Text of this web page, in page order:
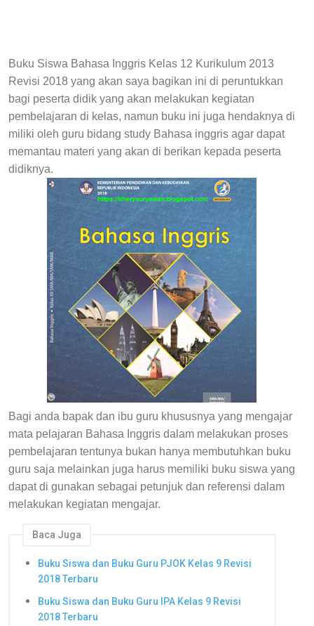
Buku Siswa Bahasa Inggris Kelas 12 Kurikulum 2013
Revisi 2018 yang akan saya bagikan ini di peruntukkan
bagi peserta didik yang akan melakukan kegiatan
pembelajaran di kelas, namun buku ini juga hendaknya di
miliki oleh guru bidang study Bahasa inggris agar dapat
memantau materi yang akan di berikan kepada peserta
didiknya.
Bagi anda bapak dan ibu guru khususnya yang mengajar
mata pelajaran Bahasa Inggris dalam melakukan proses
pembelajaran tentunya bukan hanya membutuhkan buku
guru saja melainkan juga harus memiliki buku siswa yang
dapat di gunakan sebagai petunjuk dan referensi dalam
melakukan kegiatan mengajar.
Baca Juga
Buku Siswa dan Buku Guru PJOK Kelas 9 Revisi
2018 Terbaru
Buku Siswa dan Buku Guru IPA Kelas 9 Revisi
2018 Terbaru